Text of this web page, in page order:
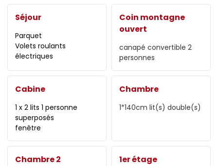
Séjour
Parquet
Volets roulants
électriques
Coin montagne
ouvert
canapé convertible 2
personnes
Cabine
1 x 2 lits 1 personne
superposés
fenêtre
Chambre
1*140cm lit(s) double(s)
Chambre 2 1er étage